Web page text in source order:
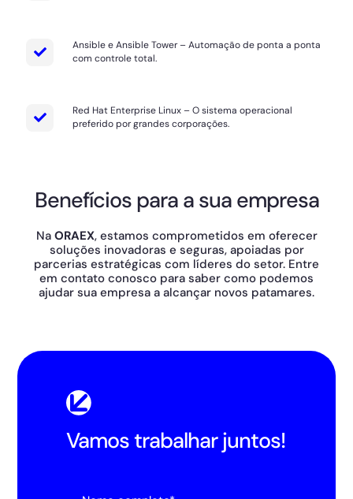
Ansible e Ansible Tower – Automação de ponta a ponta
com controle total.
Red Hat Enterprise Linux – O sistema operacional
preferido por grandes corporações.
Benefícios para a sua empresa
Na ORAEX, estamos comprometidos em oferecer
soluções inovadoras e seguras, apoiadas por
parcerias estratégicas com líderes do setor. Entre
em contato conosco para saber como podemos
ajudar sua empresa a alcançar novos patamares.
Vamos trabalhar juntos!